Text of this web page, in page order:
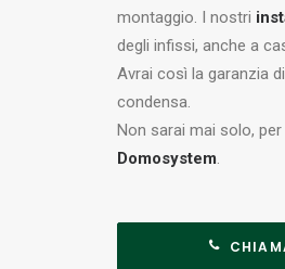
montaggio. I nostri
degli infissi, anche a
Avrai così la garanzia
condensa.
Non sarai mai solo,
Domosystem.